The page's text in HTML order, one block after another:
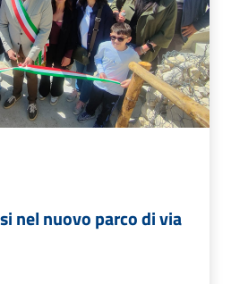
nel nuovo parco di via